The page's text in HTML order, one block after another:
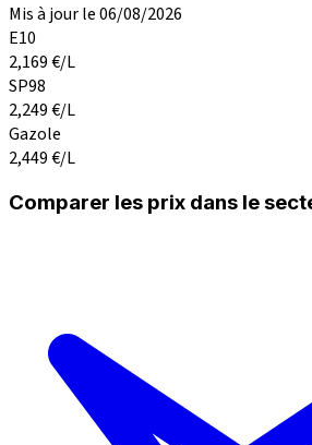
Mis à jour le 06/08/2026
E10
2,169€/L
SP98
2,249€/L
Gazole
2,449€/L
Comparer les prix dans le